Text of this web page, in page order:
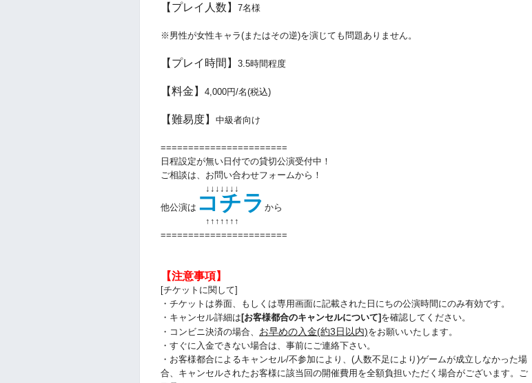
【プレイ人数】 7名様
※男性が女性キャラ(またはその逆)を演じても問題ありません。
【プレイ時間】 3.5時間程度
【料金】 4,000円/名(税込)
【難易度】 中級者向け
=======================
日程設定が無い日付での貸切公演受付中！
ご相談は、お問い合わせフォームから！
↓↓↓↓↓↓↓
他公演は コチラ から
↑↑ ↑↑ ↑↑ ↑
=======================
【注意事項】
[チケットに関して]
・チケットは券面、もしくは専用画面に記載された日にちの公演時間にのみ有効です。
・キャンセル詳細は [お客様都合のキャンセルについて] を確認してください。
・コンビニ決済の場合、 お早めの入金(約3日以内)をお願いいたします。
・すぐに入金できない場合は、事前にご連絡下さい。
・お客様都合によるキャンセル/不参加により、(人数不足により)ゲームが成立しなかった場
合、キャンセルされたお客様に該当回の開催費用を全額負担いただく場合がございます。ご